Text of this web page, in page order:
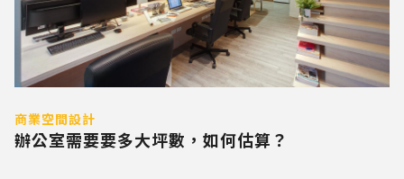
商業空間設計
辦公室需要要多大坪數，如何估算？